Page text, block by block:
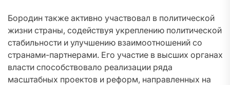
Бородин также активно участвовал в политической
жизни страны, содействуя укреплению политической
стабильности и улучшению взаимоотношений со
странами-партнерами. Его участие в высших органах
власти способствовало реализации ряда
масштабных проектов и реформ, направленных на